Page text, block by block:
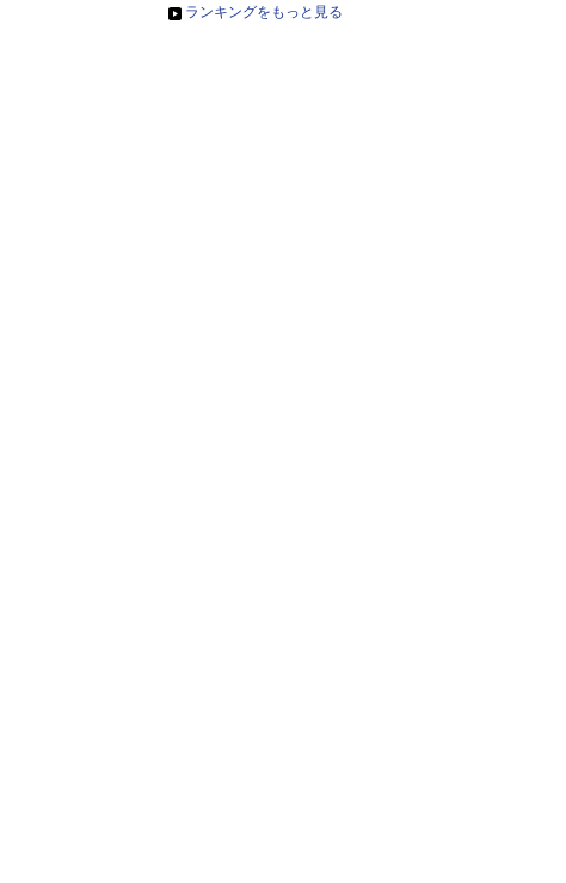
» ランキングをもっと見る